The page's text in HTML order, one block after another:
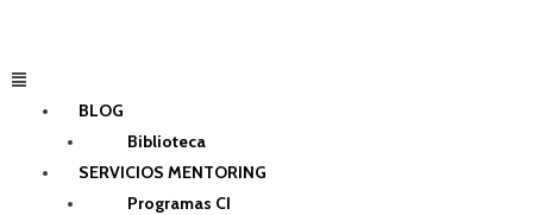
contenido
Menú
BLOG
Biblioteca
SERVICIOS MENTORING
Programas CI